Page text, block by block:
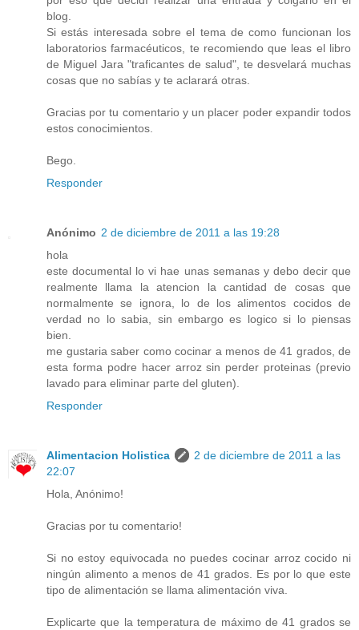
blog.
Si estás interesada sobre el tema de como funcionan los
laboratorios farmacéuticos, te recomiendo que leas el libro
de Miguel Jara "traficantes de salud", te desvelará muchas
cosas que no sabías y te aclarará otras.
Gracias por tu comentario y un placer poder expandir todos
estos conocimientos.
Bego.
Responder
Anónimo 2 de diciembre de 2011 a las 19:28
hola
este documental lo vi hae unas semanas y debo decir que
realmente llama la atencion la cantidad de cosas que
normalmente se ignora, lo de los alimentos cocidos de
verdad no lo sabia, sin embargo es logico si lo piensas
bien.
me gustaria saber como cocinar a menos de 41 grados, de
esta forma podre hacer arroz sin perder proteinas (previo
lavado para eliminar parte del gluten).
Responder
Alimentacion Holistica
2 de diciembre de 2011 a las
22:07
Hola, Anónimo!
Gracias por tu comentario!
Si no estoy equivocada no puedes cocinar arroz cocido ni
ningún alimento a menos de 41 grados. Es por lo que este
tipo de alimentación se llama alimentación viva.
Explicarte que la temperatura de máximo de 41 grados se